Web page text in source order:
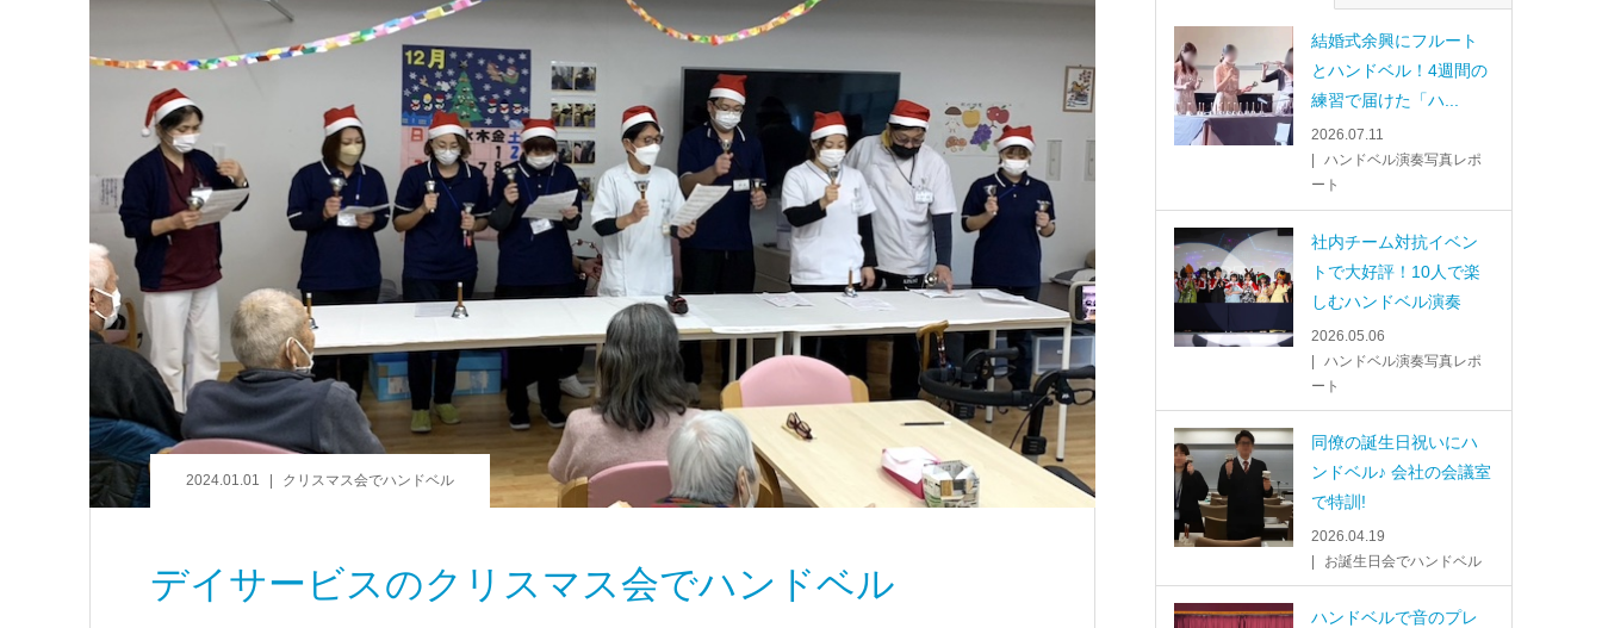
2024.01.01 クリスマス会でハンドベル
デイサービスのクリスマス会でハンドベル
結婚式余興にフルート
とハンドベル！4週間の
練習で届けた「ハ...
2026.07.11
ハンドベル演奏写真レポ
ート
社内チーム対抗イベン
トで大好評！10人で楽
しむハンドベル演奏
2026.05.06
ハンドベル演奏写真レポ
ート
同僚の誕生日祝いにハ
ンドベル♪ 会社の会議室
で特訓!
2026.04.19
お誕生日会でハンドベル
ハンドベルで音のプレ